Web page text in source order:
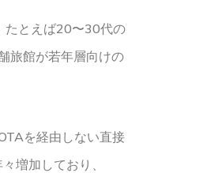
たとえば20〜30代の
旅館が若年層向けの
を経由しない直接
増加しており、